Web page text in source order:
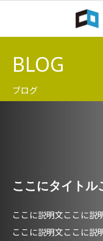
BLOG
ブログ
ここにタイトル
ここに説明文ここに説
ここに説明文ここに説